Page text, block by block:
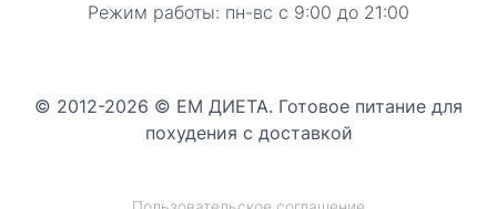
Режим работы: пн-вс с 9:00 до 21:00
© 2012-2026 © ЕМ ДИЕТА. Готовое питание для
похудения с доставкой